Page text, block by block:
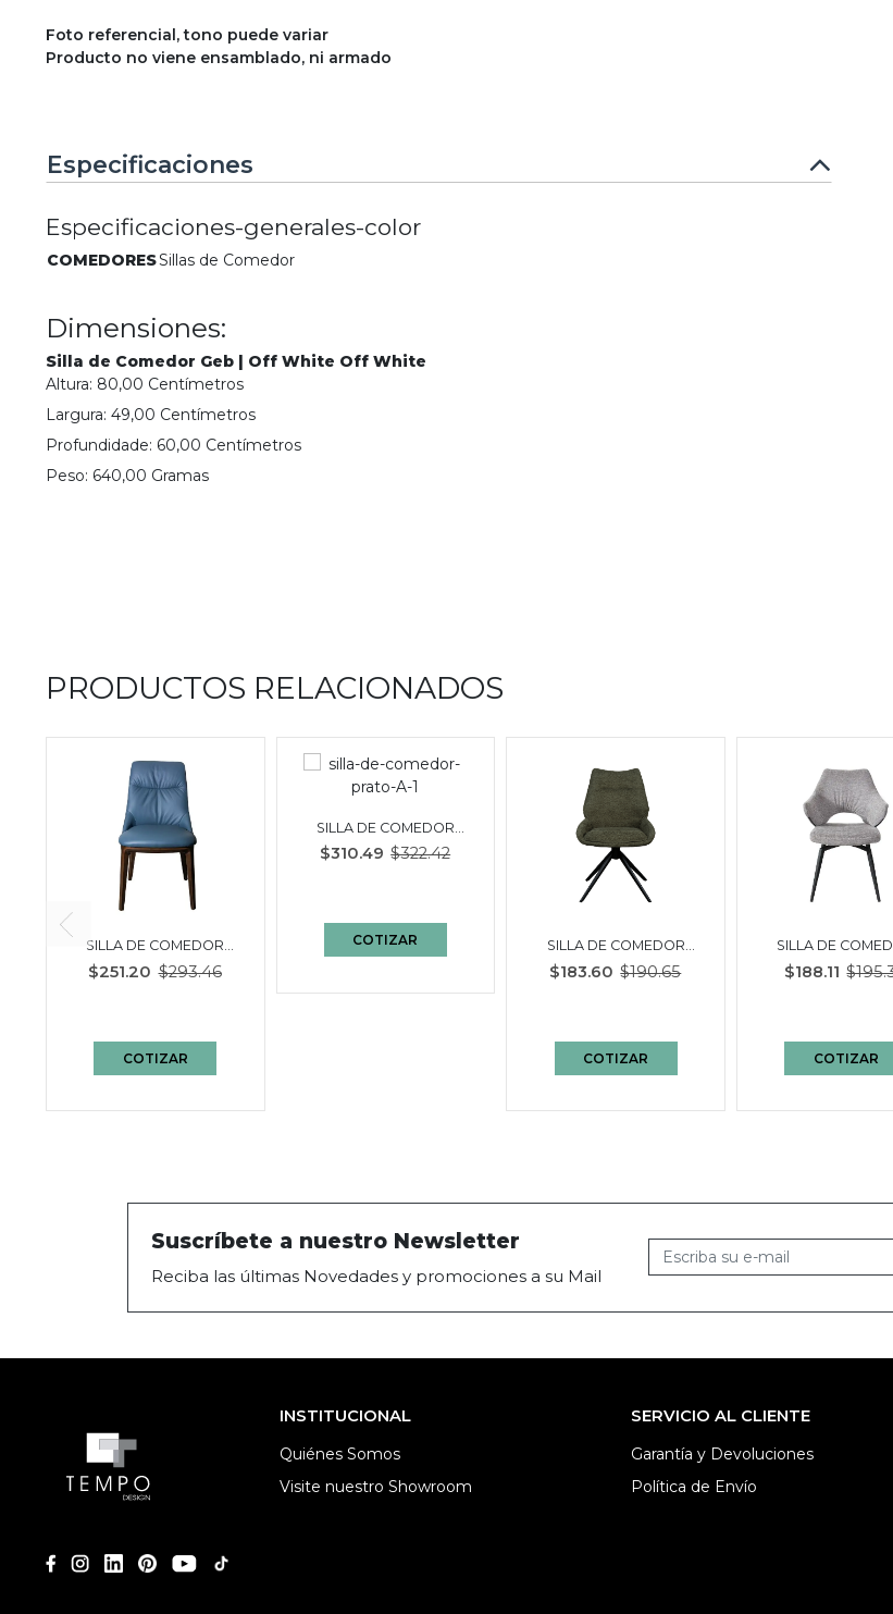
Foto referencial, tono puede variar
Producto no viene ensamblado, ni armado
Especificaciones
Especificaciones-generales-color
COMEDORESSillas de Comedor
Dimensiones:
Silla de Comedor Geb | Off White Off White
Altura: 80,00 Centímetros
Largura: 49,00 Centímetros
Profundidade: 60,00 Centímetros
Peso: 640,00 Gramas
PRODUCTOS RELACIONADOS
SILLA DE COMEDOR
AVELLINO | AZUL
$251.20 $293.46
COTIZAR
SILLA DE COMEDOR
PRATO | GRIS
$310.49 $322.42
COTIZAR
SILLA DE COMEDOR
ARISH | VERDE / NEGRO
$183.60 $190.65
COTIZAR
SILLA DE
ASIUT | GRIS -
$188.11
COTIZAR
Suscríbete a nuestro Newsletter
Reciba las últimas Novedades y promociones a su Mail
INSTITUCIONAL
Quiénes Somos
Visite nuestro Showroom
SERVICIO AL CLIENTE
Garantía y Devoluciones
Política de Envío